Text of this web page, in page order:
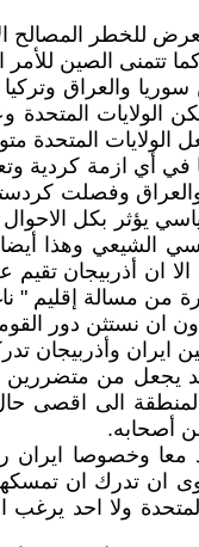
للخطر المصالح
تتمنى الصين
والعراق
الولايات
المتحدة
في أي ازمة كردية
وفصلت
بكل الاحوال
الشيعي وهذا
ان أذربيجان تقيم
من مسالة إقليم "
ان نستثن دور
وأذربيجان
يجعل من
الى اقصى
أصحابه.
معا وخصوصا
ان تدرك ان
ولا احد